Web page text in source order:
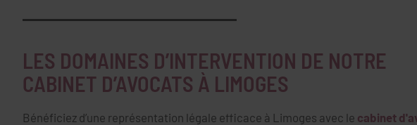
LES DOMAINES D’INTERVENTION DE NOTRE
CABINET D’AVOCATS À LIMOGES
Bénéficiez d’une représentation légale efficace à Limoges avec le cabinet